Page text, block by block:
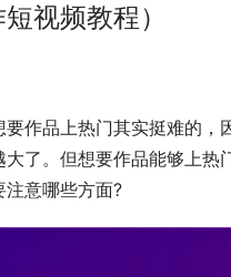
视频教程）
作品上热门其实挺难的
了。但想要作品能够上
意哪些方面?